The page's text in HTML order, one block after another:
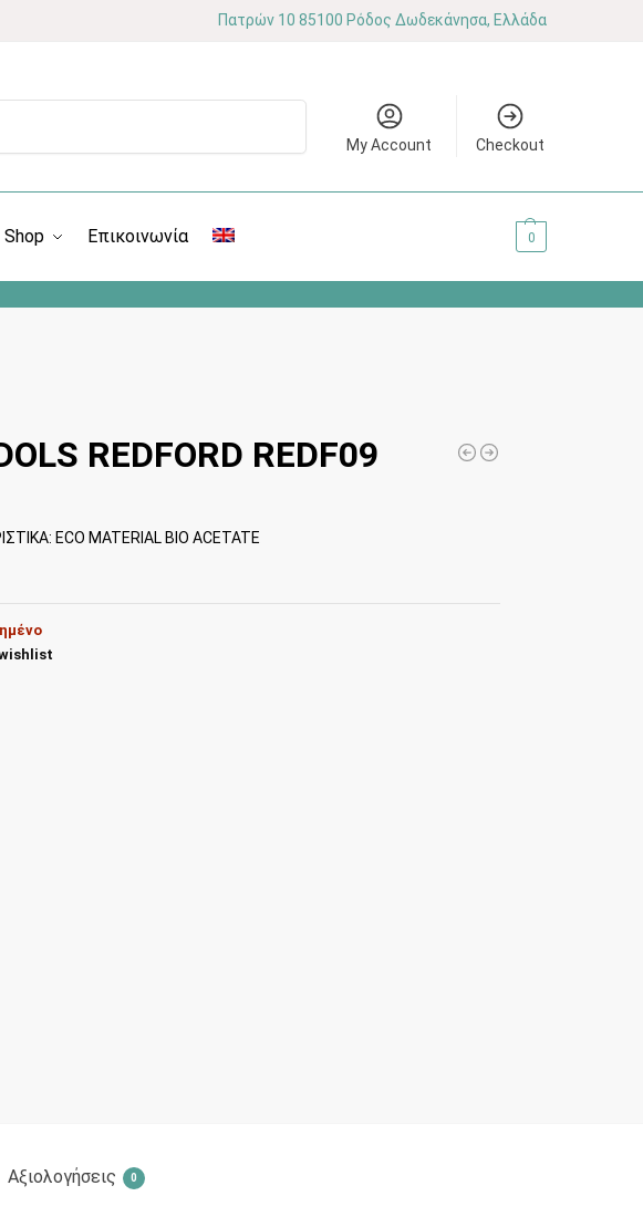
Πατρών 10 85100 Ρόδος Δωδεκάνησα, Ελλάδα
My Account Checkout
Shop Επικοινωνία 0
REDFORD REDF09
ECO MATERIAL BIO ACETATE
Αξιολογήσεις 0